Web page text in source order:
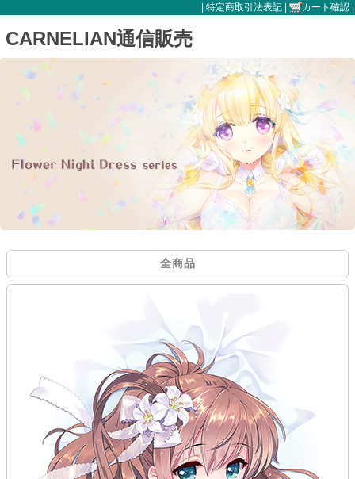
特定商取引法表記 カート確認
CARNELIAN通信販売
全商品